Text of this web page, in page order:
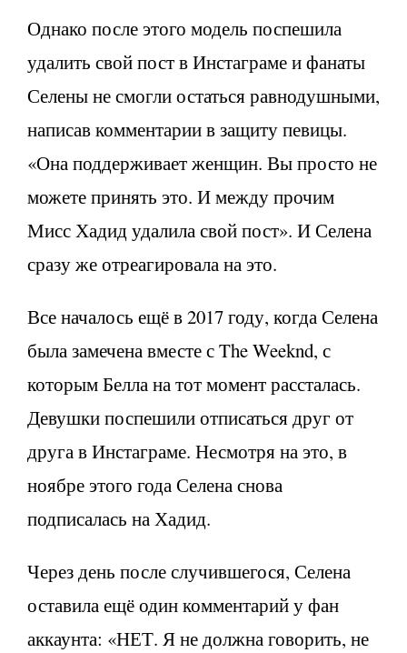
Однако после этого модель поспешила
удалить свой пост в Инстаграме и фанаты
Селены не смогли остаться равнодушными,
написав комментарии в защиту певицы.
«Она поддерживает женщин. Вы просто не
можете принять это. И между прочим
Мисс Хадид удалила свой пост». И Селена
сразу же отреагировала на это.
Все началось ещё в 2017 году, когда Селена
была замечена вместе с The Weeknd, с
которым Белла на тот момент рассталась.
Девушки поспешили отписаться друг от
друга в Инстаграме. Несмотря на это, в
ноябре этого года Селена снова
подписалась на Хадид.
Через день после случившегося, Селена
оставила ещё один комментарий у фан
аккаунта: «НЕТ. Я не должна говорить, не